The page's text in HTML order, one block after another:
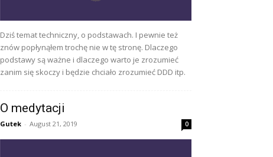
Dziś temat techniczny, o podstawach. I pewnie też
znów popłynąłem trochę nie w tę stronę. Dlaczego
podstawy są ważne i dlaczego warto je zrozumieć
zanim się skoczy i będzie chciało zrozumieć DDD itp.
O medytacji
Gutek - August 21, 2019 0